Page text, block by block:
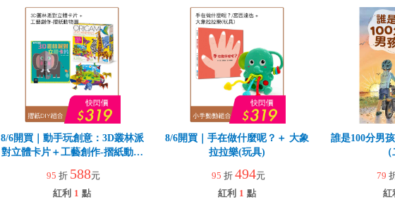
8/6開買｜動手玩創意：3D叢林派
對立體卡片＋工藝創作-摺紙動物
95 折 588元
紅利 1 點
8/6開買｜手在做什麼呢？＋ 大象
拉拉樂(玩具)
95 折 494元
紅利 1 點
誰是100分男
79
紅